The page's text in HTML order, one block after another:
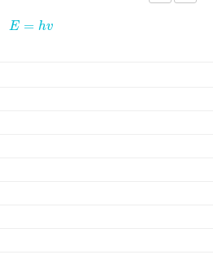
E = hv